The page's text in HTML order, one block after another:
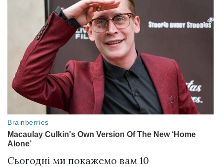
Сьогодні ми покажемо вам 10